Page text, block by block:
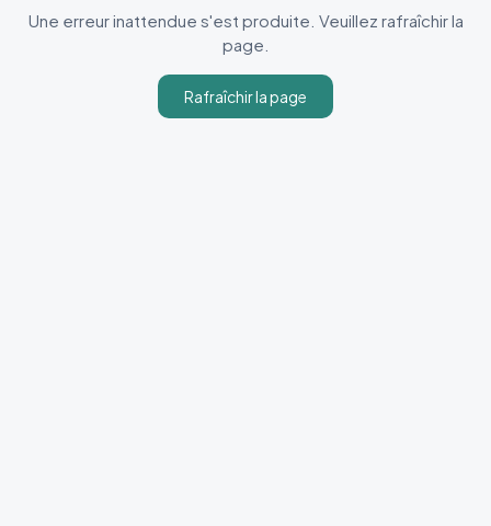
Une erreur inattendue s'est produite. Veuillez rafraîchir la
page.
Rafraîchir la page